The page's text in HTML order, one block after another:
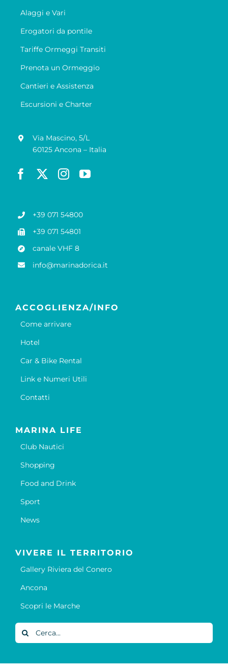
Alaggi e Vari
Erogatori da pontile
Tariffe Ormeggi Transiti
Prenota un Ormeggio
Cantieri e Assistenza
Escursioni e Charter
Via Mascino, 5/L
60125 Ancona – Italia
+39 071 54800
+39 071 54801
canale VHF 8
info@marinadorica.it
ACCOGLIENZA/INFO
Come arrivare
Hotel
Car & Bike Rental
Link e Numeri Utili
Contatti
MARINA LIFE
Club Nautici
Shopping
Food and Drink
Sport
News
VIVERE IL TERRITORIO
Gallery Riviera del Conero
Ancona
Scopri le Marche
Cerca
per: